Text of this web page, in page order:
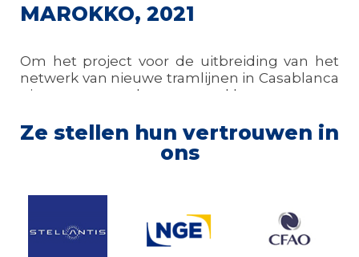
MAROKKO, 2021
Om het project voor de uitbreiding van het
netwerk van nieuwe tramlijnen in Casablanca
uit te voeren, koos onze klant voor een
Ontdek meer
Ze stellen hun vertrouwen in
ons